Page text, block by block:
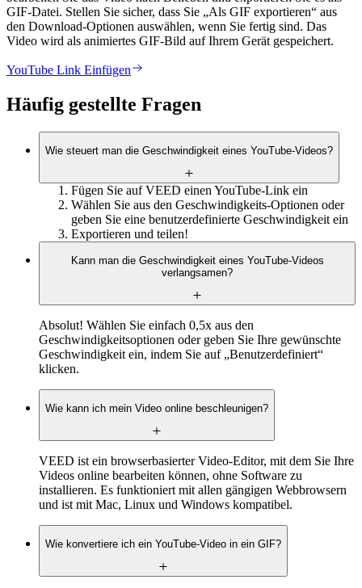
GIF-Datei. Stellen Sie sicher, dass Sie „Als GIF exportieren“ aus
den Download-Optionen auswählen, wenn Sie fertig sind. Das
Video wird als animiertes GIF-Bild auf Ihrem Gerät gespeichert.
YouTube Link Einfügen
Häufig gestellte Fragen
Wie steuert man die Geschwindigkeit eines YouTube-Videos?
Fügen Sie auf VEED einen YouTube-Link ein
Wählen Sie aus den Geschwindigkeits-Optionen oder
geben Sie eine benutzerdefinierte Geschwindigkeit ein
Exportieren und teilen!
Kann man die Geschwindigkeit eines YouTube-Videos
verlangsamen?
Absolut! Wählen Sie einfach 0,5x aus den
Geschwindigkeitsoptionen oder geben Sie Ihre gewünschte
Geschwindigkeit ein, indem Sie auf „Benutzerdefiniert“
klicken.
Wie kann ich mein Video online beschleunigen?
VEED ist ein browserbasierter Video-Editor, mit dem Sie Ihre
Videos online bearbeiten können, ohne Software zu
installieren. Es funktioniert mit allen gängigen Webbrowsern
und ist mit Mac, Linux und Windows kompatibel.
Wie konvertiere ich ein YouTube-Video in ein GIF?